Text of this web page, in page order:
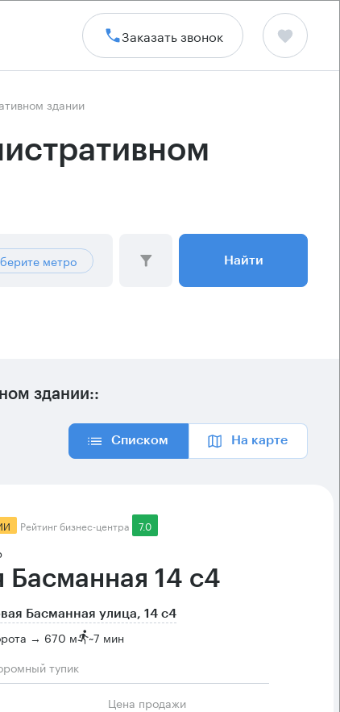
Заказать звонок
здании
метро Найти
здании::
Списком На карте
Рейтинг бизнес-центра 7.0
Басманная 14 с4
Басманная улица, 14 с4
→ 670 м ~7 мин
тупик
Цена продажи